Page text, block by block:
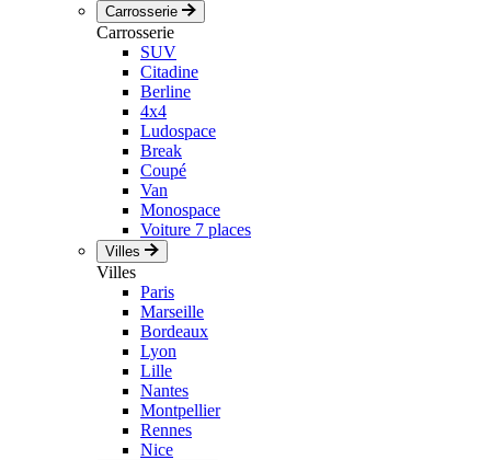
Carrosserie
Carrosserie
SUV
Citadine
Berline
4x4
Ludospace
Break
Coupé
Van
Monospace
Voiture 7 places
Villes
Villes
Paris
Marseille
Bordeaux
Lyon
Lille
Nantes
Montpellier
Rennes
Nice